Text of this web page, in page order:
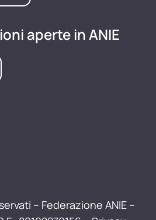
aperte in ANIE
– Federazione ANIE –